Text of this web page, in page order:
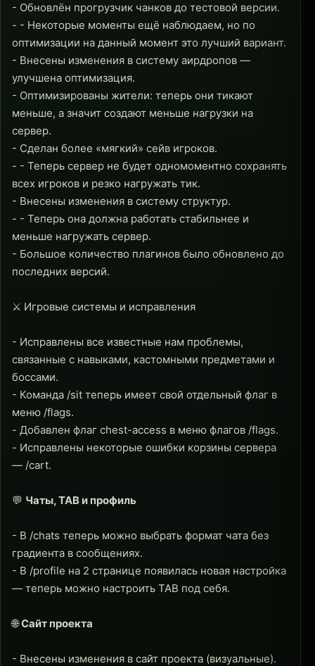
- Обновлён прогрузчик чанков до тестовой версии.
- - Некоторые моменты ещё наблюдаем, но по
оптимизации на данный момент это лучший вариант.
- Внесены изменения в систему аирдропов —
улучшена оптимизация.
- Оптимизированы жители: теперь они тикают
меньше, а значит создают меньше нагрузки на
сервер.
- Сделан более «мягкий» сейв игроков.
- - Теперь сервер не будет одномоментно сохранять
всех игроков и резко нагружать тик.
- Внесены изменения в систему структур.
- - Теперь она должна работать стабильнее и
меньше нагружать сервер.
- Большое количество плагинов было обновлено до
последних версий.
⚔ Игровые системы и исправления
- Исправлены все известные нам проблемы,
связанные с навыками, кастомными предметами и
боссами.
- Команда /sit теперь имеет свой отдельный флаг в
меню /flags.
- Добавлен флаг chest-access в меню флагов /flags.
- Исправлены некоторые ошибки корзины сервера
— /cart.
💬 Чаты, TAB и профиль
- В /chats теперь можно выбрать формат чата без
градиента в сообщениях.
- В /profile на 2 странице появилась новая настройка
— теперь можно настроить TAB под себя.
🌐Сайт проекта
- Внесены изменения в сайт проекта (визуальные).